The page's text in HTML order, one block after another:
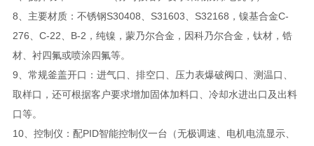
8、主要材质：不锈钢S30408、S31603、S32168，镍基合金C-
276、C-22、B-2，纯镍，蒙乃尔合金，因科乃尔合金，钛材，锆
材、衬四氟或喷涂四氟等。
9、常规釜盖开口：进气口、排空口、压力表爆破阀口、测温口、
取样口，还可根据客户要求增加固体加料口、冷却水进出口及出料
口等。
10、控制仪：配PID智能控制仪一台（无极调速、电机电流显示、